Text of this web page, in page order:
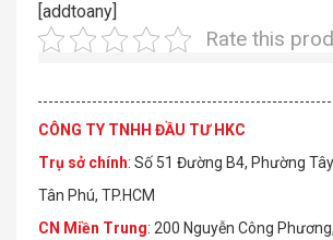
[addtoany]
Rate this
CÔNG TY TNHH ĐẦU TƯ HKC
Trụ sở chính: Số 51 Đường B4, Phường
Tân Phú, TP.HCM
CN Miền Trung: 200 Nguyễn Công